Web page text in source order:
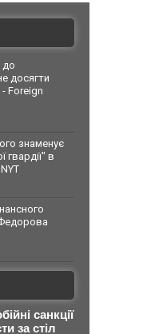
до
досягти
- Foreign
знаменує
гвардії" в
санкції
за стіл